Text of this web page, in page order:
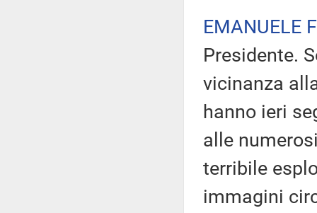
EMANUELE
Presidente.
vicinanza
hanno ieri
alle
terribile
immagini